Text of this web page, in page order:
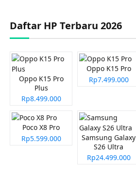
Daftar HP Terbaru 2026
Oppo K15 Pro
Plus
Rp8.499.000
Oppo K15 Pro
Rp7.499.000
Poco X8 Pro
Rp5.599.000
Samsung Galaxy
S26 Ultra
Rp24.499.000